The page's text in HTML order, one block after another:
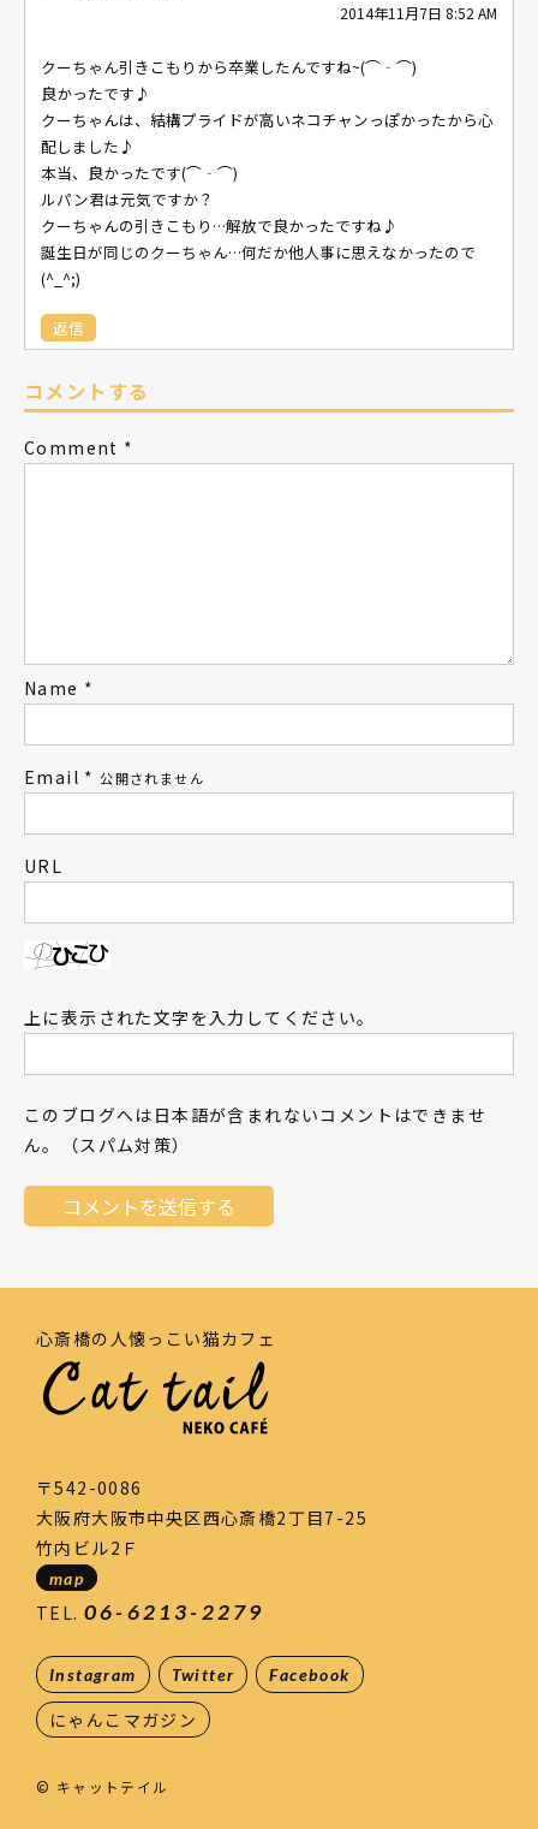
2014年11月7日 8:52 AM
クーちゃん引きこもりから卒業したんですね~(⌒‐⌒)
良かったです♪
クーちゃんは、結構プライドが高いネコチャンっぽかったから心
配しました♪
本当、良かったです(⌒‐⌒)
ルパン君は元気ですか？
クーちゃんの引きこもり…解放で良かったですね♪
誕生日が同じのクーちゃん…何だか他人事に思えなかったので
(^_^;)
返信
コメントする
Comment *
Name *
Email * 公開されません
URL
上に表示された文字を入力してください。
このブログへは日本語が含まれないコメントはできませ
ん。（スパム対策）
心斎橋の人懐っこい猫カフェ
〒542-0086
大阪府大阪市中央区西心斎橋2丁目7-25
竹内ビル2Ｆ
map
TEL. 06-6213-2279
Instagram Twitter Facebook
にゃんこマガジン
© キャットテイル